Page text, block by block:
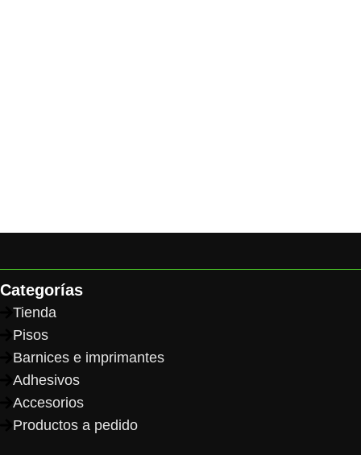
Categorías
Tienda
Pisos
Barnices e imprimantes
Adhesivos
Accesorios
Productos a pedido